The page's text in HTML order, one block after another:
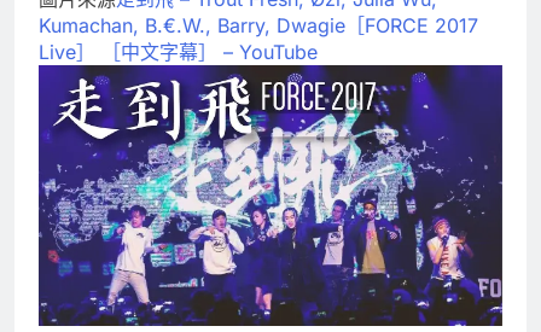
Kumachan, B.€.W., Barry, Dwagie［FORCE 2017
Live］ ［中文字幕］ – YouTube